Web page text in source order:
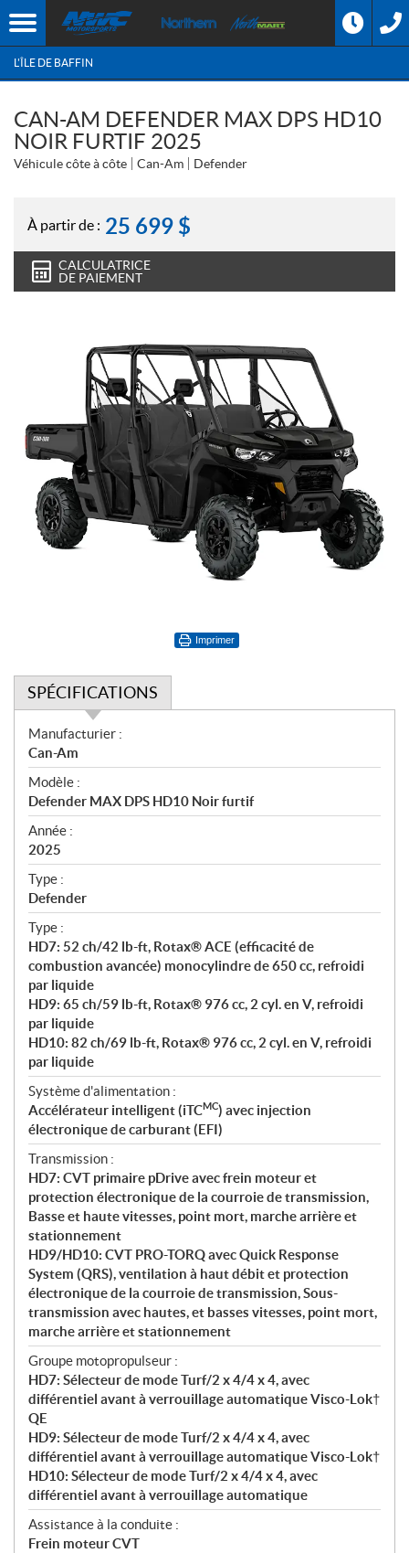
L'ÎLE DE BAFFIN
CAN-AM DEFENDER MAX DPS HD10
NOIR FURTIF 2025
Véhicule côte à côte Can-Am Defender
À partir de : 25 699 $
CALCULATRICE
DE PAIEMENT
Imprimer
SPÉCIFICATIONS
S
p
é
c
i
f
i
c
a
t
i
o
n
s
Manufacturier :
Can-Am
Modèle :
Defender MAX DPS HD10 Noir furtif
Année :
2025
Type :
Defender
Type :
HD7: 52 ch/42 lb-ft, Rotax® ACE (efficacité de
combustion avancée) monocylindre de 650 cc, refroidi
par liquide
HD9: 65 ch/59 lb-ft, Rotax® 976 cc, 2 cyl. en V, refroidi
par liquide
HD10: 82 ch/69 lb-ft, Rotax® 976 cc, 2 cyl. en V, refroidi
par liquide
Système d'alimentation :
Accélérateur intelligent (iTCMC) avec injection
électronique de carburant (EFI)
Transmission :
HD7: CVT primaire pDrive avec frein moteur et
protection électronique de la courroie de transmission,
Basse et haute vitesses, point mort, marche arrière et
stationnement
HD9/HD10: CVT PRO-TORQ avec Quick Response
System (QRS), ventilation à haut débit et protection
électronique de la courroie de transmission, Sous-
transmission avec hautes, et basses vitesses, point mort,
marche arrière et stationnement
Groupe motopropulseur :
HD7: Sélecteur de mode Turf/2 x 4/4 x 4, avec
différentiel avant à verrouillage automatique Visco-Lok†
QE
HD9: Sélecteur de mode Turf/2 x 4/4 x 4, avec
différentiel avant à verrouillage automatique Visco-Lok†
HD10: Sélecteur de mode Turf/2 x 4/4 x 4, avec
différentiel avant à verrouillage automatique
Assistance à la conduite :
Frein moteur CVT